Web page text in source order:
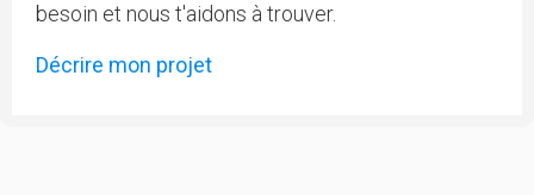
besoin et nous t'aidons à trouver.
Décrire mon projet